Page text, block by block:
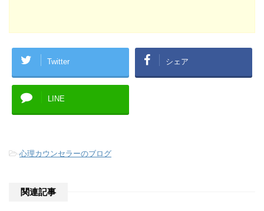
Twitter シェア
LINE
-心理カウンセラーのブログ
関連記事